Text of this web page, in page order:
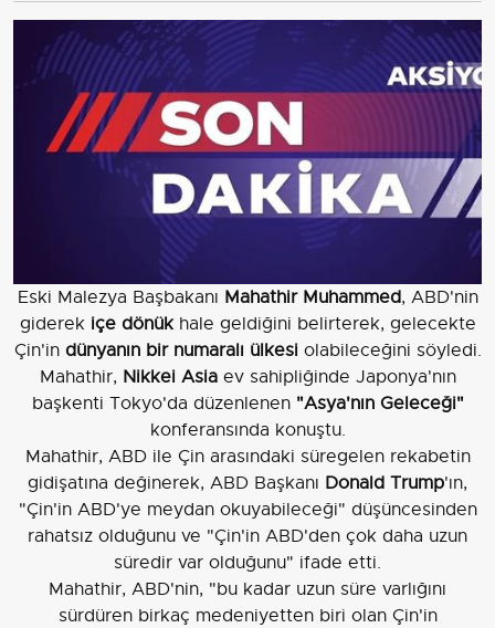
Eski Malezya Başbakanı Mahathir Muhammed, ABD'nin
giderek içe dönükhale geldiğini belirterek, gelecekte
Çin'in dünyanın bir numaralı ülkesiolabileceğini söyledi.
Mahathir, Nikkei Asiaev sahipliğinde Japonya'nın
başkenti Tokyo'da düzenlenen "Asya'nın Geleceği"
konferansında konuştu.
Mahathir, ABD ile Çin arasındaki süregelen rekabetin
gidişatına değinerek, ABD Başkanı Donald Trump'ın,
"Çin'in ABD'ye meydan okuyabileceği" düşüncesinden
rahatsız olduğunu ve "Çin'in ABD'den çok daha uzun
süredir var olduğunu" ifade etti.
Mahathir, ABD'nin, "bu kadar uzun süre varlığını
sürdüren birkaç medeniyetten biri olan Çin'in